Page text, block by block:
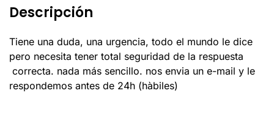
Descripción
Tiene una duda, una urgencia, todo el mundo le dice
pero necesita tener total seguridad de la respuesta
correcta. nada más sencillo. nos envia un e-mail y le
respondemos antes de 24h (hàbiles)